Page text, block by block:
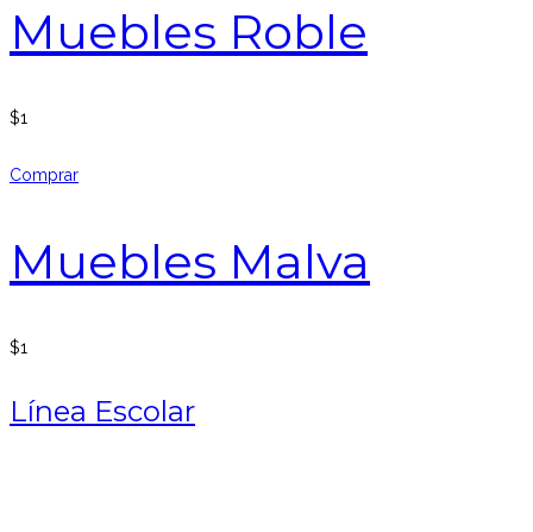
Muebles Roble
$1
Comprar
Muebles Malva
$1
Línea Escolar